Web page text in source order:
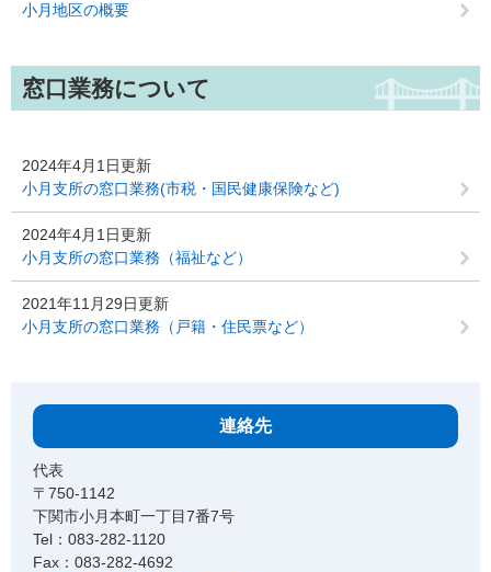
小月地区の概要
窓口業務について
2024年4月1日更新
小月支所の窓口業務(市税・国民健康保険など)
2024年4月1日更新
小月支所の窓口業務（福祉など）
2021年11月29日更新
小月支所の窓口業務（戸籍・住民票など）
連絡先
代表
〒750-1142
下関市小月本町一丁目7番7号
Tel：083-282-1120
Fax：083-282-4692